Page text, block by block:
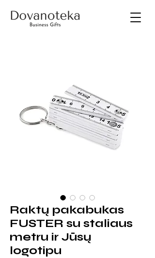
Raktų pakabukas
FUSTER su staliaus
metru ir Jūsų
logotipu